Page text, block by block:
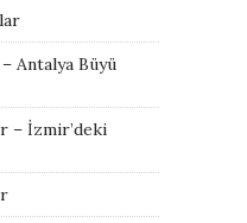
Antalya Büyü
– İzmir’deki